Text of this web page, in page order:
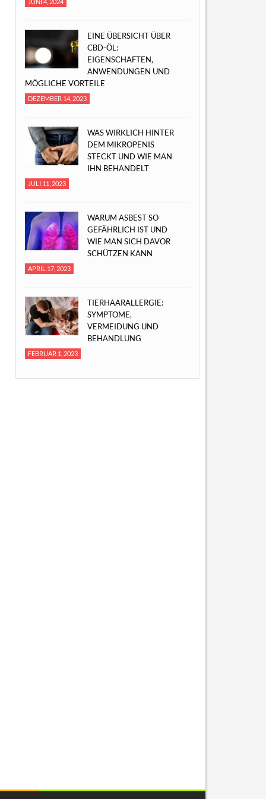
EINE ÜBERSICHT ÜBER
CBD-ÖL:
EIGENSCHAFTEN,
ANWENDUNGEN UND
MÖGLICHE VORTEILE
DEZEMBER 14, 2023
WAS WIRKLICH HINTER
DEM MIKROPENIS
STECKT UND WIE MAN
IHN BEHANDELT
JULI 11, 2023
WARUM ASBEST SO
GEFÄHRLICH IST UND
WIE MAN SICH DAVOR
SCHÜTZEN KANN
APRIL 17, 2023
TIERHAARALLERGIE:
SYMPTOME,
VERMEIDUNG UND
BEHANDLUNG
FEBRUAR 1, 2023